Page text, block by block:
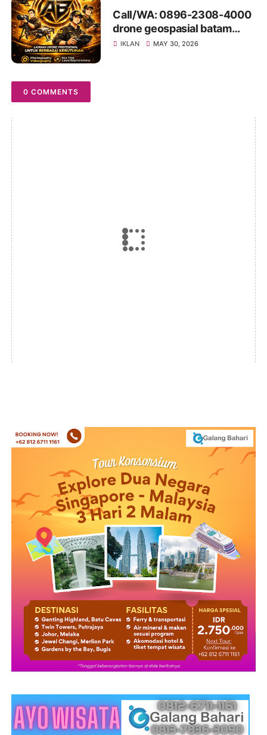
Call/WA: 0896-2308-4000
drone geospasial batam
Galang
IKLAN MAY 30, 2026
0 COMMENTS